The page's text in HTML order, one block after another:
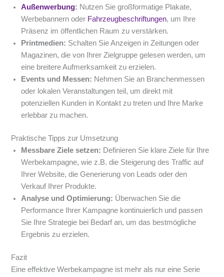
Außenwerbung: Nutzen Sie großformatige Plakate,
Werbebannern oder Fahrzeugbeschriftungen, um Ihre
Präsenz im öffentlichen Raum zu verstärken.
Printmedien: Schalten Sie Anzeigen in Zeitungen oder
Magazinen, die von Ihrer Zielgruppe gelesen werden, um
eine breitere Aufmerksamkeit zu erzielen.
Events und Messen: Nehmen Sie an Branchenmessen
oder lokalen Veranstaltungen teil, um direkt mit
potenziellen Kunden in Kontakt zu treten und Ihre Marke
erlebbar zu machen.
Praktische Tipps zur Umsetzung
Messbare Ziele setzen: Definieren Sie klare Ziele für Ihre
Werbekampagne, wie z.B. die Steigerung des Traffic auf
Ihrer Website, die Generierung von Leads oder den
Verkauf Ihrer Produkte.
Analyse und Optimierung: Überwachen Sie die
Performance Ihrer Kampagne kontinuierlich und passen
Sie Ihre Strategie bei Bedarf an, um das bestmögliche
Ergebnis zu erzielen.
Fazit
Eine effektive Werbekampagne ist mehr als nur eine Serie